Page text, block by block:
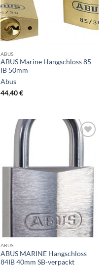
ABUS
ABUS Marine Hangschloss 85
IB 50mm
Abus
44,40€
ABUS
ABUS MARINE Hangschloss
84IB 40mm SB-verpackt